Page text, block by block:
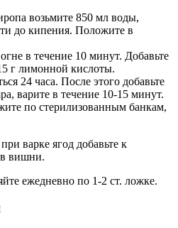
возьмите 850 мл воды,
до кипения. Положите в
в течение 10 минут. Добавьте
г лимонной кислоты.
24 часа. После этого добавьте
варите в течение 10-15 минут.
по стерилизованным банкам,
варке ягод добавьте к
вишни.
ежедневно по 1-2 ст. ложке.